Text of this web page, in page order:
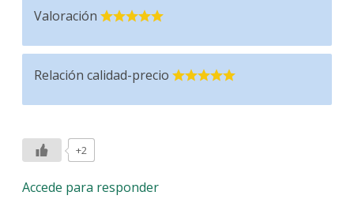
Valoración
Relación calidad-precio
+2
Accede para responder